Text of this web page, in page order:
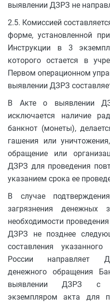
выявлении ДЗРЗ не
2.5. Комиссией
форме, установленной
Инструкции в 3
которого остается в
Первом операционном
выявлении ДЗРЗ
В Акте о выявлении
исключается наличие
банкнот (монеты),
гашения или
обращение или
ДЗРЗ для проведения
указанием срока ее
В случае
загрязнения
необходимости
ДЗРЗ не позднее
составления
России направляет
денежного обращения
выявлении ДЗРЗ с
экземпляром акта для